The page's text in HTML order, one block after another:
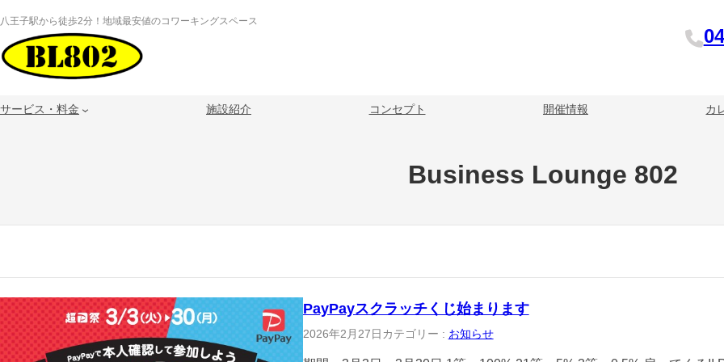
を
八王子駅から徒歩2分！地域最安値のコワーキングスペース
サービス・料金 施設紹介 コンセプト 開催情報 カ
Business Lounge 802
PayPayスクラッチくじ始まります
2026年2月27日 カテゴリー : お知らせ